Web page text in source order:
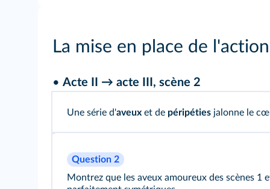
La mise en place de l'action
• Acte II → acte III, scène 2
Une série d'aveux et de péripéties jalonne le
Question 2
Montrez que les aveux amoureux des scènes 1